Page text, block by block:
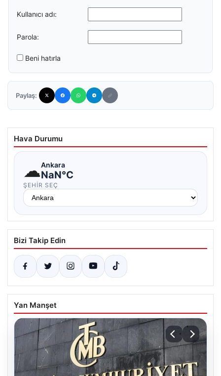
Kullanıcı adı:
Parola:
Beni hatırla
Paylaş:
Hava Durumu
☁Ankara
NaN°C
ŞEHIR SEÇ
Bizi Takip Edin
Yan Manşet